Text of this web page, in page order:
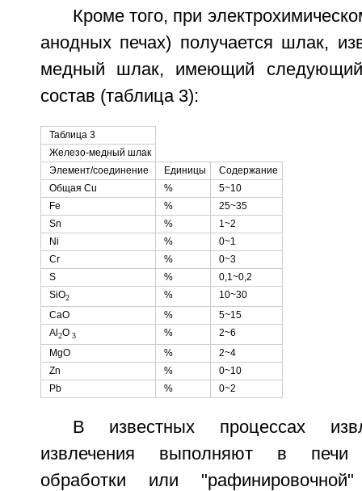
Кроме того, при
анодных печах) получается шлак,
медный шлак, имеющий следующий
состав (таблица 3):
Таблица 3
Железо-медный шлак
Элемент/соединение
Единицы
Содержание
Общая Сu
%
5~10
Fe
%
25~35
Sn
%
1~2
Ni
%
0~1
Cr
%
0~3
S
%
0,1~0,2
SiO2 %
10~30
CaO
%
5~15
Аl 2O3 %
2~6
MgO
%
2~4
Zn
%
0~10
Pb
% 0~2
В известных процессах
извлечения выполняют в печи
обработки или